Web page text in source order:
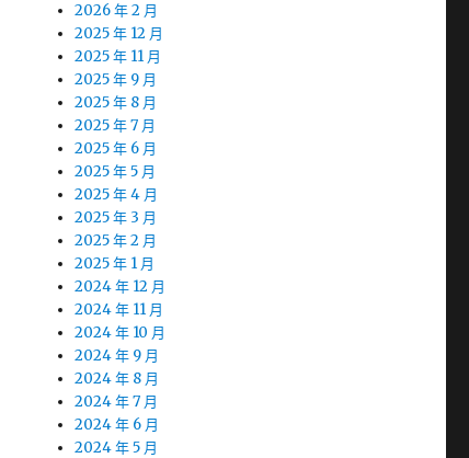
2026 年 2 月
2025 年 12 月
2025 年 11 月
2025 年 9 月
2025 年 8 月
2025 年 7 月
2025 年 6 月
2025 年 5 月
2025 年 4 月
2025 年 3 月
2025 年 2 月
2025 年 1 月
2024 年 12 月
2024 年 11 月
2024 年 10 月
2024 年 9 月
2024 年 8 月
2024 年 7 月
2024 年 6 月
2024 年 5 月